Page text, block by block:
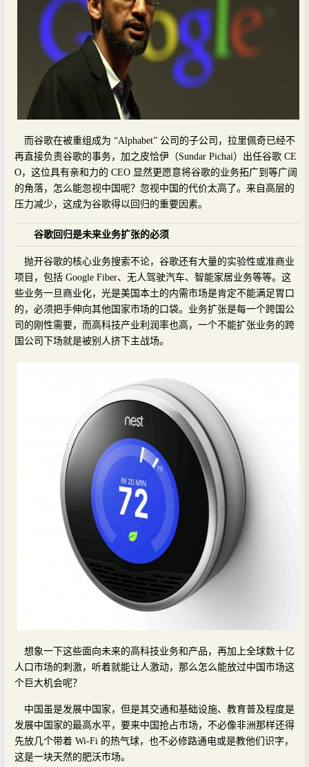
而谷歌在被重组成为 “Alphabet” 公司的子公司，拉里佩奇已经不
再直接负责谷歌的事务，加之皮恰伊（Sundar Pichai）出任谷歌 CE
O，这位具有亲和力的 CEO 显然更愿意将谷歌的业务拓广到等广阔
的角落，怎么能忽视中国呢？忽视中国的代价太高了。来自高层的
压力减少，这成为谷歌得以回归的重要因素。
谷歌回归是未来业务扩张的必须
抛开谷歌的核心业务搜索不论，谷歌还有大量的实验性或准商业
项目，包括 Google Fiber、无人驾驶汽车、智能家居业务等等。这
些业务一旦商业化，光是美国本土的内需市场是肯定不能满足胃口
的，必须把手伸向其他国家市场的口袋。业务扩张是每一个跨国公
司的刚性需要，而高科技产业利润率也高，一个不能扩张业务的跨
国公司下场就是被别人挤下主战场。
想象一下这些面向未来的高科技业务和产品，再加上全球数十亿
人口市场的刺激，听着就能让人激动，那么怎么能放过中国市场这
个巨大机会呢？
中国虽是发展中国家，但是其交通和基础设施、教育普及程度是
发展中国家的最高水平，要来中国抢占市场，不必像非洲那样还得
先放几个带着 Wi-Fi 的热气球，也不必修路通电或是教他们识字，
这是一块天然的肥沃市场。